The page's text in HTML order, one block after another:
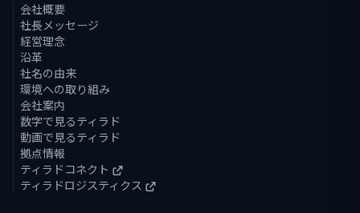
会社概要
社長メッセージ
経営理念
沿革
社名の由来
環境への取り組み
会社案内
数字で見るティラド
動画で見るティラド
拠点情報
ティラドコネクト
ティラドロジスティクス